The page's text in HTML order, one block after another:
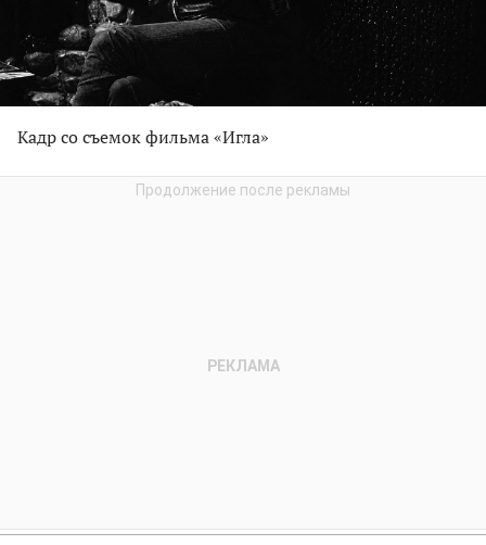
Кадр со съемок фильма «Игла»